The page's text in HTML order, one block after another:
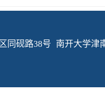
同砚路38号 南开大学